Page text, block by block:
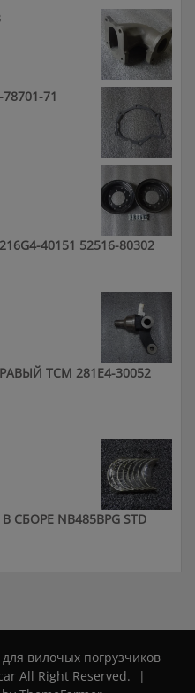
71
40151 52516-80302
ТСМ 281E4-30052
NB485BPG STD
вилочых погрузчиков
All Right Reserved.
|